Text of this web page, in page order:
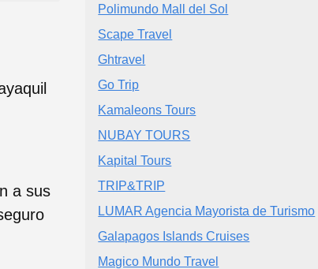
a sus
Polimundo Mall del Sol
Scape Travel
Ghtravel
Go Trip
Kamaleons Tours
NUBAY TOURS
Kapital Tours
TRIP&TRIP
LUMAR Agencia Mayorista de Turismo
Galapagos Islands Cruises
Magico Mundo Travel